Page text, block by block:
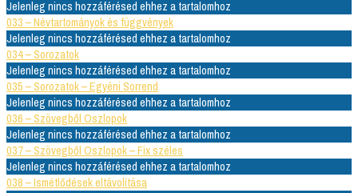
Jelenleg nincs hozzáférésed ehhez a tartalomhoz
033 – Névtartományok és függvények
Jelenleg nincs hozzáférésed ehhez a tartalomhoz
034 – Sorozatok
Jelenleg nincs hozzáférésed ehhez a tartalomhoz
035 – Sorozatok – Egyéni Sorrend
Jelenleg nincs hozzáférésed ehhez a tartalomhoz
036 – Szövegből Oszlopok
Jelenleg nincs hozzáférésed ehhez a tartalomhoz
037 – Szövegből Oszlopok – Fix széles
Jelenleg nincs hozzáférésed ehhez a tartalomhoz
038 – Ismétlődések eltávolítása